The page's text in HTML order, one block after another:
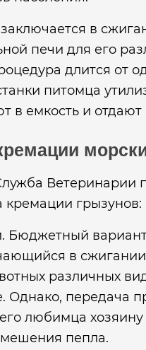
в
печи для его
длится от
питомца
в емкость и отдают
Ветеринарии
кремации грызунов:
Бюджетный
в сжигании
различных
Однако, передача
любимца
пепла.